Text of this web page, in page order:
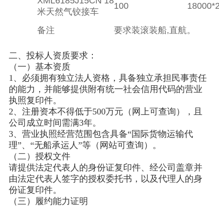
米天然气铰接车
100
备注 要求装滚装船,直航。
二、投标人资质要求：
（一）基本资质
1、必须拥有独立法人资格，具备独立承担民事责任
的能力，并能够提供附有统一社会信用代码的营业
执照复印件。
2、注册资本不得低于500万元（网上可查询），且
公司成立时间需满3年。
3、营业执照经营范围包含具备“国际货物运输代
理”、“无船承运人”等（网站可查询）。
（二）授权文件
请提供法定代表人的身份证复印件、经公司盖章并
由法定代表人签字的授权委托书，以及代理人的身
份证复印件。
（三）履约能力证明